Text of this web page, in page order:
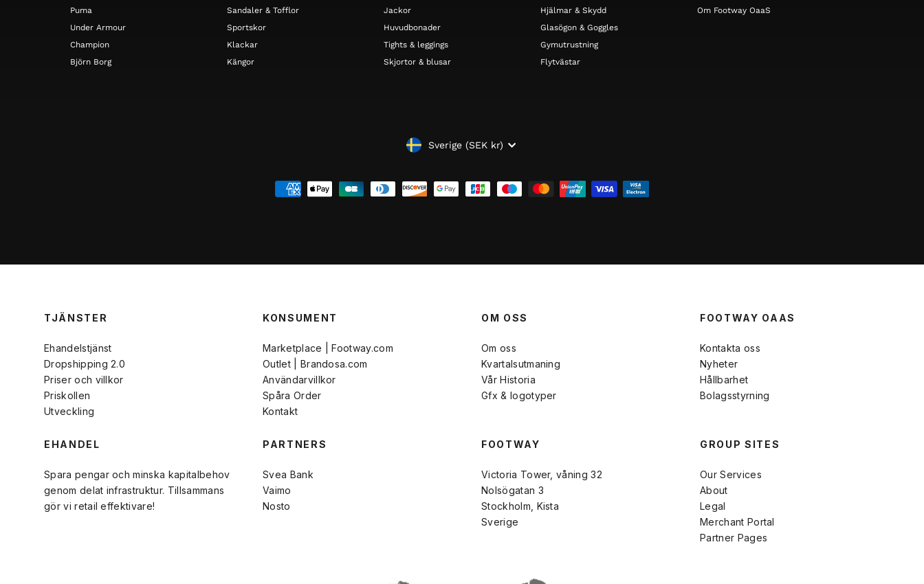
Puma
Under Armour
Champion
Björn Borg
Sandaler & Tofflor
Sportskor
Klackar
Kängor
Jackor
Huvudbonader
Tights & leggings
Skjortor & blusar
Hjälmar & Skydd
Glasögon & Goggles
Gymutrustning
Flytvästar
Om Footway OaaS
VALUTA
Sverige (SEK kr)
TJÄNSTER
Ehandelstjänst
Dropshipping 2.0
Priser och villkor
Priskollen
Utveckling
KONSUMENT
Marketplace | Footway.com
Outlet | Brandosa.com
Användarvillkor
Spåra Order
Kontakt
OM OSS
Om oss
Kvartalsutmaning
Vår Historia
Gfx & logotyper
FOOTWAY OAAS
Kontakta oss
Nyheter
Hållbarhet
Bolagsstyrning
EHANDEL
Spara pengar och minska kapitalbehov
genom delat infrastruktur. Tillsammans
gör vi retail effektivare!
PARTNERS
Svea Bank
Vaimo
Nosto
FOOTWAY
Victoria Tower, våning 32
Nolsögatan 3
Stockholm, Kista
Sverige
GROUP SITES
Our Services
About
Legal
Merchant Portal
Partner Pages